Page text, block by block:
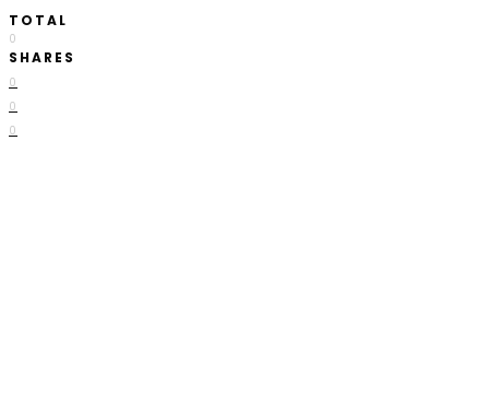
TOTAL
0
SHARES
0
0
0